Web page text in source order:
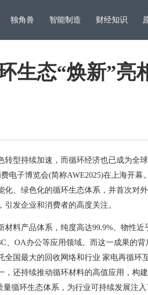
独角兽 智能制造 财经知识
生态“焕新”亮
型持续加速，而循环经济也已成为全
电子博览会(简称AWE2025)在上海开幕
、绿色化的循环生态体系，并首次对
发企业和消费者的高度关注。
料产品体系，纯度高达99.9%、物性近
、OA办公等应用领域。而这一成果的背
国最大的回收网络和行业 家电再循环
，还持续推动循环材料的高值应用，构
循环生态体系，为行业可持续发展注
让用户安心又省钱，雅迪
电普